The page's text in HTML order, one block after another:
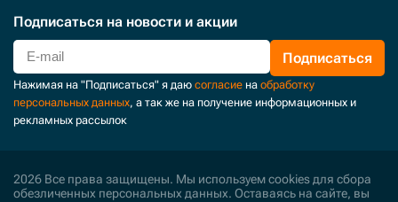
Подписаться на новости и акции
Подписаться
Нажимая на "Подписаться" я даю согласие на обработку
персональных данных, а так же на получение информационных и
рекламных рассылок
2026 Все права защищены. Мы используем cookies для сбора
обезличенных персональных данных. Оставаясь на сайте, вы